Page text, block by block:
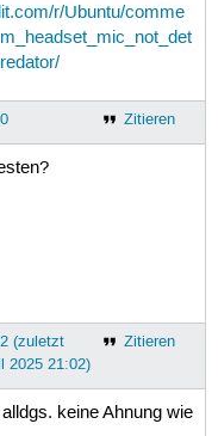
r/Ubuntu/comme
Zitieren
Zitieren
(zuletzt
2025 21:02)
keine Ahnung wie